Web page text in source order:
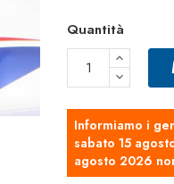
Quantità
Informiamo i
sabato 15
agosto 2026